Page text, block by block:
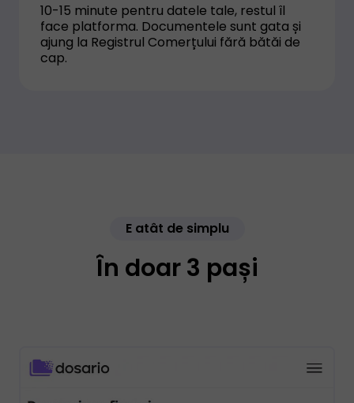
10-15 minute pentru datele tale, restul îl
face platforma. Documentele sunt gata și
ajung la Registrul Comerțului fără bătăi de
cap.
E atât de simplu
În doar 3 pași